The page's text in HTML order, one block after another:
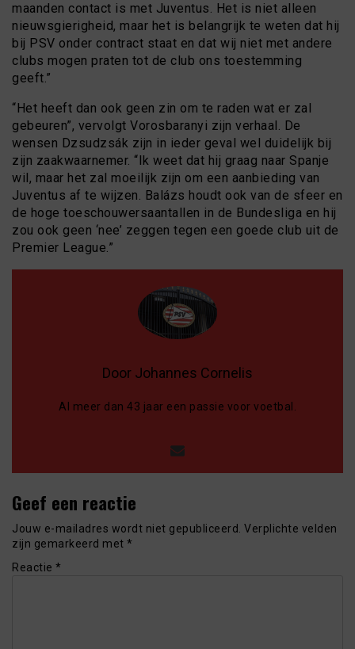
maanden contact is met Juventus. Het is niet alleen
nieuwsgierigheid, maar het is belangrijk te weten dat hij
bij PSV onder contract staat en dat wij niet met andere
clubs mogen praten tot de club ons toestemming
geeft.”
“Het heeft dan ook geen zin om te raden wat er zal
gebeuren”, vervolgt Vorosbaranyi zijn verhaal. De
wensen Dzsudzsák zijn in ieder geval wel duidelijk bij
zijn zaakwaarnemer. “Ik weet dat hij graag naar Spanje
wil, maar het zal moeilijk zijn om een aanbieding van
Juventus af te wijzen. Balázs houdt ook van de sfeer en
de hoge toeschouwersaantallen in de Bundesliga en hij
zou ook geen ‘nee’ zeggen tegen een goede club uit de
Premier League.”
Door Johannes Cornelis
Al meer dan 43 jaar een passie voor voetbal.
Geef een reactie
Jouw e-mailadres wordt niet gepubliceerd. Verplichte velden
zijn gemarkeerd met *
Reactie *